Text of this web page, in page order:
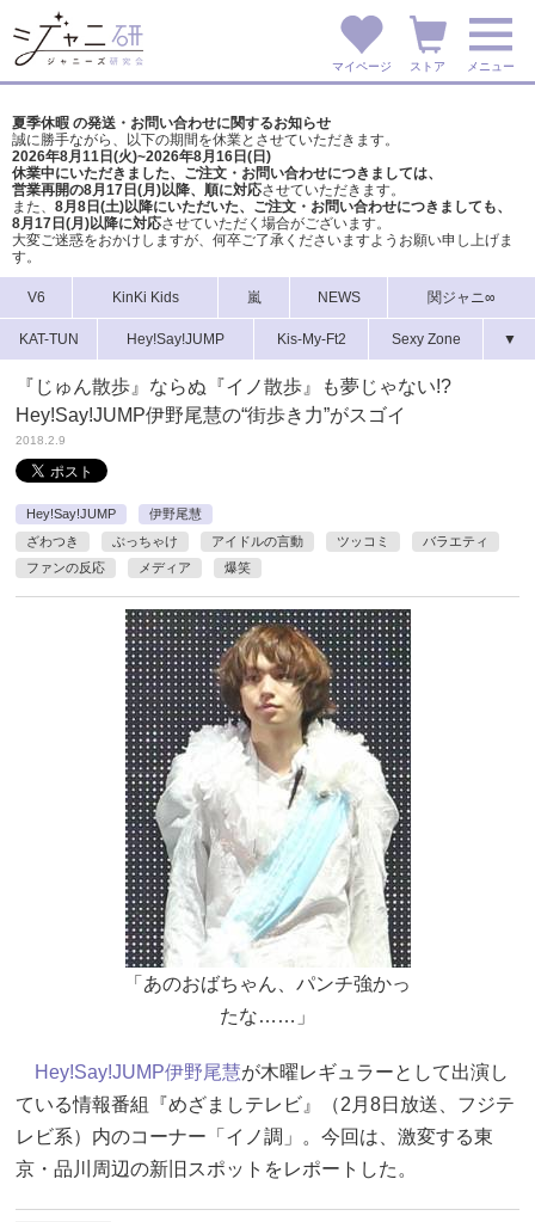
マイページ ストア メニュー
夏季休暇 の発送・お問い合わせに関するお知らせ
誠に勝手ながら、以下の期間を休業とさせていただきます。
2026年8月11日(火)~2026年8月16日(日)
休業中にいただきました、ご注文・お問い合わせにつきましては、
営業再開の8月17日(月)以降、順に対応させていただきます。
また、 8月8日(土)以降にいただいた、ご注文・ お問い合わせにつきましても、
8月17日(月)以降に対応させていただく場合がございます。
大変ご迷惑をおかけしますが、 何卒ご了承くださいますようお願い申し上げま
す。
V6 KinKi Kids 嵐 NEWS 関ジャニ∞
KAT-TUN Hey!Say!JUMP Kis-My-Ft2 Sexy Zone ▼
『じゅん散歩』ならぬ『イノ散歩』も夢じゃない!?
Hey!Say!JUMP伊野尾慧の“街歩き力”がスゴイ
2018.2.9
Hey!Say!JUMP
伊野尾慧
ざわつき
ぶっちゃけ アイドルの言動 ツッコミ
バラエティ
ファンの反応
メディア 爆笑
「あのおばちゃん、パンチ強かっ
たな……」
Hey!Say!JUMP伊野尾慧が木曜レギュラーとして出演し
ている情報番組『めざましテレビ』（2月8日放送、フジテ
レビ系）内のコーナー「イノ調」。今回は、激変する東
京・品川周辺の新旧スポットをレポートした。